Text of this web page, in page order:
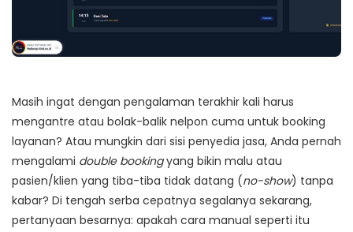
Masih ingat dengan pengalaman terakhir kali harus
mengantre atau bolak-balik nelpon cuma untuk booking
layanan? Atau mungkin dari sisi penyedia jasa, Anda pernah
mengalami double bookingyang bikin malu atau
pasien/klien yang tiba-tiba tidak datang (no-show) tanpa
kabar? Di tengah serba cepatnya segalanya sekarang,
pertanyaan besarnya: apakah cara manual seperti itu